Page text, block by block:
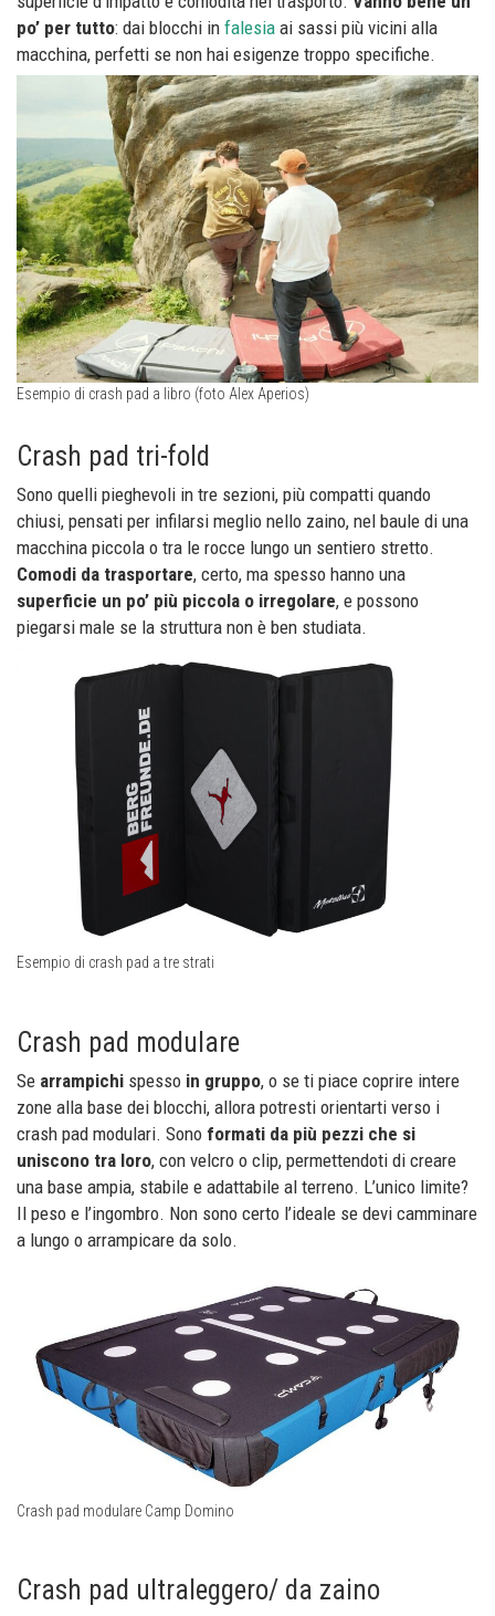
po’ per tutto: dai blocchi in falesia ai sassi più vicini alla
macchina, perfetti se non hai esigenze troppo specifiche.
Esempio di crash pad a libro (foto Alex Aperios)
Crash pad tri-fold
Sono quelli pieghevoli in tre sezioni, più compatti quando
chiusi, pensati per infilarsi meglio nello zaino, nel baule di una
macchina piccola o tra le rocce lungo un sentiero stretto.
Comodi da trasportare, certo, ma spesso hanno una
superficie un po’ più piccola o irregolare, e possono
piegarsi male se la struttura non è ben studiata.
Esempio di crash pad a tre strati
Crash pad modulare
Se arrampichi spesso in gruppo, o se ti piace coprire intere
zone alla base dei blocchi, allora potresti orientarti verso i
crash pad modulari. Sono formati da più pezzi che si
uniscono tra loro, con velcro o clip, permettendoti di creare
una base ampia, stabile e adattabile al terreno. L’unico limite?
Il peso e l’ingombro. Non sono certo l’ideale se devi camminare
a lungo o arrampicare da solo.
Crash pad modulare Camp Domino
Crash pad ultraleggero/ da zaino